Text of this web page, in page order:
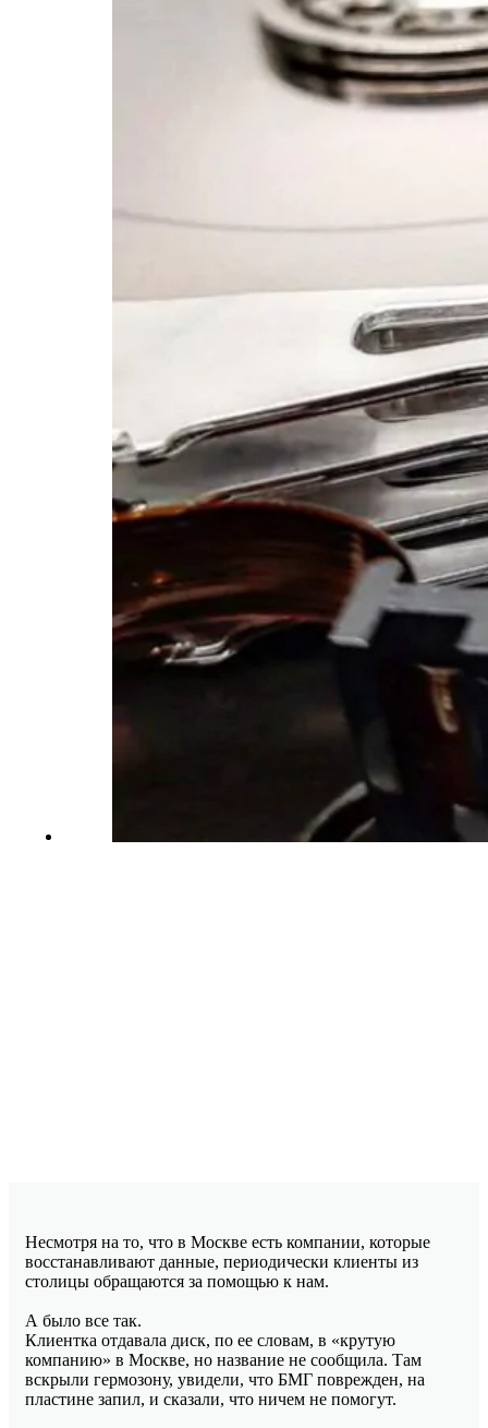
Несмотря на то, что в Москве есть компании, которые
восстанавливают данные, периодически клиенты из
столицы обращаются за помощью к нам.
А было все так.
Клиентка отдавала диск, по ее словам, в «крутую
компанию» в Москве, но название не сообщила. Там
вскрыли гермозону, увидели, что БМГ поврежден, на
пластине запил, и сказали, что ничем не помогут.